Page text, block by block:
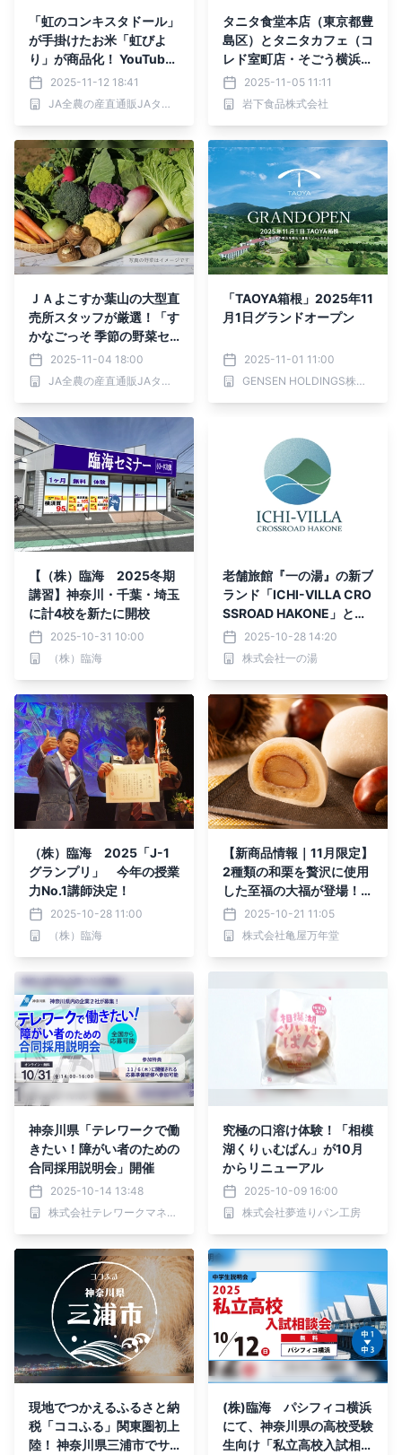
「虹のコンキスタドール」
が手掛けたお米「虹びよ
り」が商品化！ YouTube
番組から生まれたカレーセ
ットをＪＡタウンで数量限
定販売！ カラフルなオリ
別な一品
2025-11-12 18:41
JA全農の産直通販JAタウン
タニタ食堂本店（東京都豊
島区）とタニタカフェ（コ
レド室町店・そごう横浜
店・金沢エムザ店）で「岩
下の新生姜フェア」を開催
［期間：食堂11/10～14、
2025-11-05 11:11
岩下食品株式会社
ＪＡよこすか葉山の大型直
売所スタッフが厳選！「す
かなごっそ 季節の野菜セ
ット」の販売を開始
2025-11-04 18:00
JA全農の産直通販JAタウン
「TAOYA箱根」2025年11
月1日グランドオープン
2025-11-01 11:00
GENSEN HOLDINGS株式会社
【（株）臨海 2025冬期
講習】神奈川・千葉・埼玉
に計4校を新たに開校
2025-10-31 10:00
（株）臨海
老舗旅館『一の湯』の新ブ
ランド「ICHI-VILLA CRO
SSROAD HAKONE」と
「仙石原ススキの原 一の
湯」ユニバーサル新客室、
予約受付開始
2025-10-28 14:20
株式会社一の湯
（株）臨海 2025「J-1
グランプリ」 今年の授業
力No.1講師決定！
2025-10-28 11:00
（株）臨海
【新商品情報｜11月限定】
2種類の和栗を贅沢に使用
した至福の大福が登場！
『和栗大福』期間限定販売
2025-10-21 11:05
株式会社亀屋万年堂
神奈川県「テレワークで働
きたい！障がい者のための
合同採用説明会」開催
2025-10-14 13:48
株式会社テレワークマネジメント
究極の口溶け体験！「相模
湖くりぃむぱん」が10月
からリニューアル
2025-10-09 16:00
株式会社夢造りパン工房
現地でつかえるふるさと納
税「ココふる」関東圏初上
陸！ 神奈川県三浦市でサ
(株)臨海 パシフィコ横浜
にて、神奈川県の高校受験
生向け「私立高校入試相談